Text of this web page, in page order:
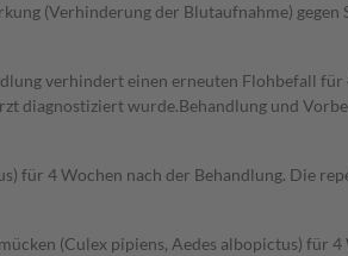
(Verhinderung der Blutaufnahme) gegen
verhindert einen erneuten Flohbefall
diagnostiziert wurde.Behandlung und
für 4 Wochen nach der Behandlung. Die
(Culex pipiens, Aedes albopictus) für 4